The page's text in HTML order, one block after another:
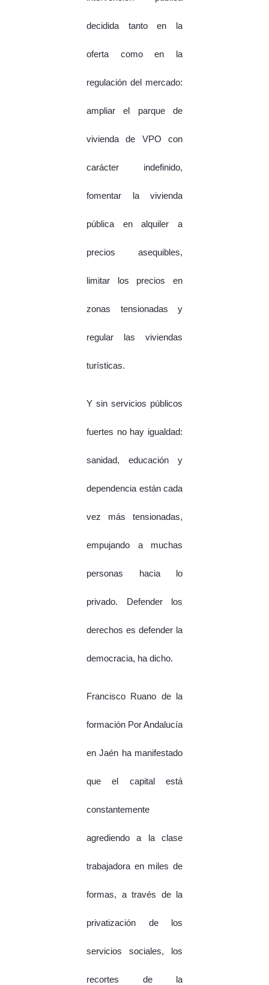
decidida tanto en la
oferta como en la
regulación del mercado:
ampliar el parque de
vivienda de VPO con
carácter indefinido,
fomentar la vivienda
pública en alquiler a
precios asequibles,
limitar los precios en
zonas tensionadas y
regular las viviendas
turísticas.
Y sin servicios públicos
fuertes no hay igualdad:
sanidad, educación y
dependencia están cada
vez más tensionadas,
empujando a muchas
personas hacia lo
privado. Defender los
derechos es defender la
democracia, ha dicho.
Francisco Ruano de la
formación Por Andalucía
en Jaén ha manifestado
que el capital está
constantemente
agrediendo a la clase
trabajadora en miles de
formas, a través de la
privatización de los
servicios sociales, los
recortes de la